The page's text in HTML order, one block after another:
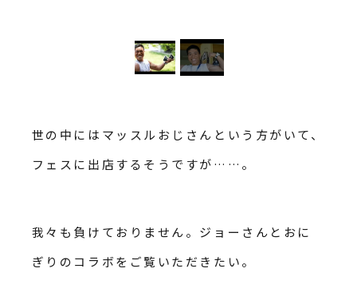
世の中にはマッスルおじさんという方がいて、
フェスに出店するそうですが……。
我々も負けておりません。ジョーさんとおに
ぎりのコラボをご覧いただきたい。